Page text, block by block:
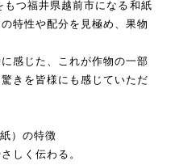
つ福井県越前市になる和紙
特性や配分を見極め、果物
感じた、これが作物の一部
きを皆様にも感じていただ
）の特徴
しく伝わる。